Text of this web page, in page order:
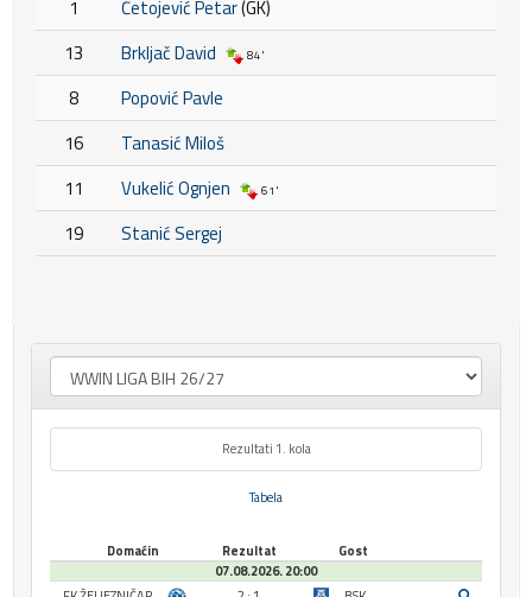
1 Ćetojević Petar(GK)
13
Brkljač David 84'
8
Popović Pavle
16
Tanasić Miloš
11
Vukelić Ognjen 61'
19 Stanić Sergej
Rezultati 1. kola
Tabela
Domaćin Rezultat
Gost
07.08.2026. 20:00